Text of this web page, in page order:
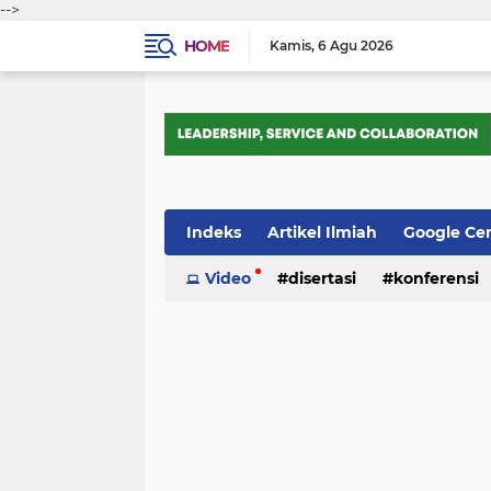
-->
HOME
Kamis 6 Agu 2026
Indeks Artikel Ilmiah Google
Tips Trik Webometrics
Video disertasi konferensi